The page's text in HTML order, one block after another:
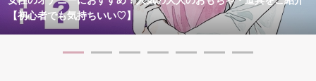
【初心者でも気持ちいい♡】